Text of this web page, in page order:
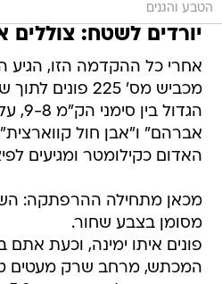
הטבע והגנים
יורדים לשטח: צוללים
אחרי כל ההקדמה הזו, הגיע
מכביש מס' 225
הגדול
אברהם" ו"אבן חול
האדום כקילומטר ומגיעים
מכאן מתחילה ההרפתקה:
מסומן בצבע שחור.
פונים איתו ימינה, וכעת
המכתש, מרחב שרק מעטים